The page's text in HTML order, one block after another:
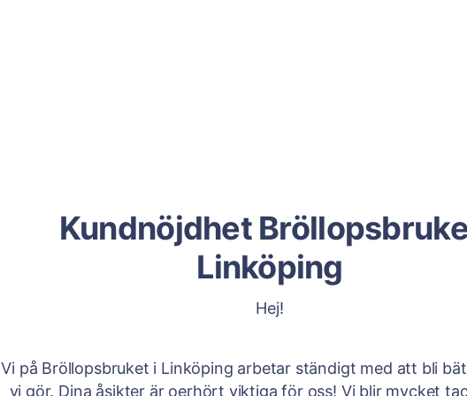
Kundnöjdhet
Linköping
Hej!
Vi på Bröllopsbruket i Linköping arbetar ständigt med att bli
vi gör. Dina åsikter är oerhört viktiga för oss! Vi blir mycket